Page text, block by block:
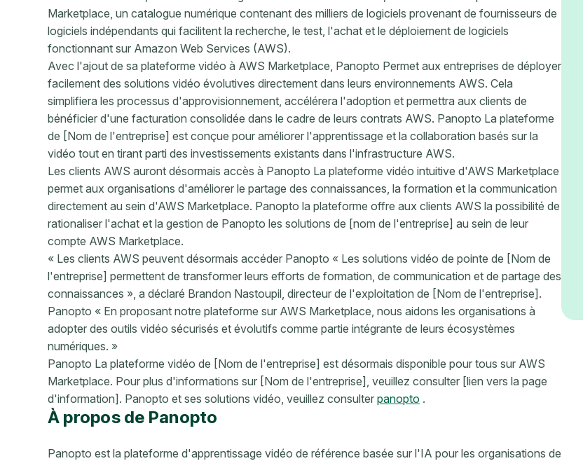
Marketplace, un catalogue numérique contenant des milliers de logiciels provenant de fournisseurs de
logiciels indépendants qui facilitent la recherche, le test, l'achat et le déploiement de logiciels
fonctionnant sur Amazon Web Services (AWS).
Avec l'ajout de sa plateforme vidéo à AWS Marketplace, Panopto Permet aux entreprises de déployer
facilement des solutions vidéo évolutives directement dans leurs environnements AWS. Cela
simplifiera les processus d'approvisionnement, accélérera l'adoption et permettra aux clients de
bénéficier d'une facturation consolidée dans le cadre de leurs contrats AWS. Panopto La plateforme
de [Nom de l'entreprise] est conçue pour améliorer l'apprentissage et la collaboration basés sur la
vidéo tout en tirant parti des investissements existants dans l'infrastructure AWS.
Les clients AWS auront désormais accès à Panopto La plateforme vidéo intuitive d'AWS Marketplace
permet aux organisations d'améliorer le partage des connaissances, la formation et la communication
directement au sein d'AWS Marketplace. Panopto la plateforme offre aux clients AWS la possibilité de
rationaliser l'achat et la gestion de Panopto les solutions de [nom de l'entreprise] au sein de leur
compte AWS Marketplace.
« Les clients AWS peuvent désormais accéder Panopto « Les solutions vidéo de pointe de [Nom de
l'entreprise] permettent de transformer leurs efforts de formation, de communication et de partage des
connaissances », a déclaré Brandon Nastoupil, directeur de l'exploitation de [Nom de l'entreprise].
Panopto « En proposant notre plateforme sur AWS Marketplace, nous aidons les organisations à
adopter des outils vidéo sécurisés et évolutifs comme partie intégrante de leurs écosystèmes
numériques. »
Panopto La plateforme vidéo de [Nom de l'entreprise] est désormais disponible pour tous sur AWS
Marketplace. Pour plus d'informations sur [Nom de l'entreprise], veuillez consulter [lien vers la page
d'information]. Panopto et ses solutions vidéo, veuillez consulter panopto .
À propos de Panopto
Panopto est la plateforme d'apprentissage vidéo de référence basée sur l'IA pour les organisations de